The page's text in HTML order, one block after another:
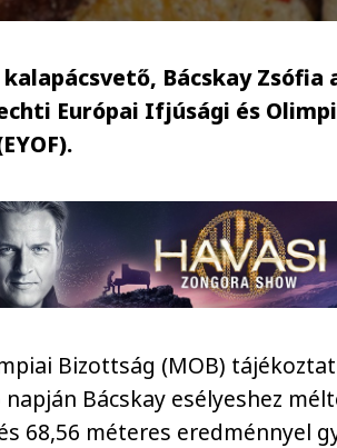
Bácskay
Európai Ifjúsági és
Bizottság (MOB)
napján Bácskay esélyeshez
68,56 méteres eredménnyel